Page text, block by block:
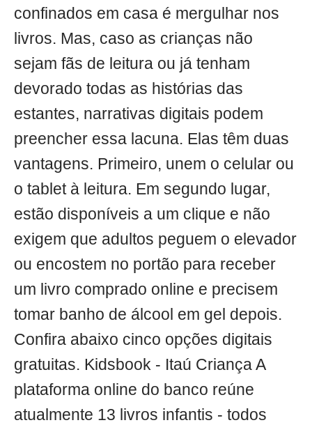
confinados em casa é mergulhar nos
livros. Mas, caso as crianças não
sejam fãs de leitura ou já tenham
devorado todas as histórias das
estantes, narrativas digitais podem
preencher essa lacuna. Elas têm duas
vantagens. Primeiro, unem o celular ou
o tablet à leitura. Em segundo lugar,
estão disponíveis a um clique e não
exigem que adultos peguem o elevador
ou encostem no portão para receber
um livro comprado online e precisem
tomar banho de álcool em gel depois.
Confira abaixo cinco opções digitais
gratuitas. Kidsbook - Itaú Criança A
plataforma online do banco reúne
atualmente 13 livros infantis - todos